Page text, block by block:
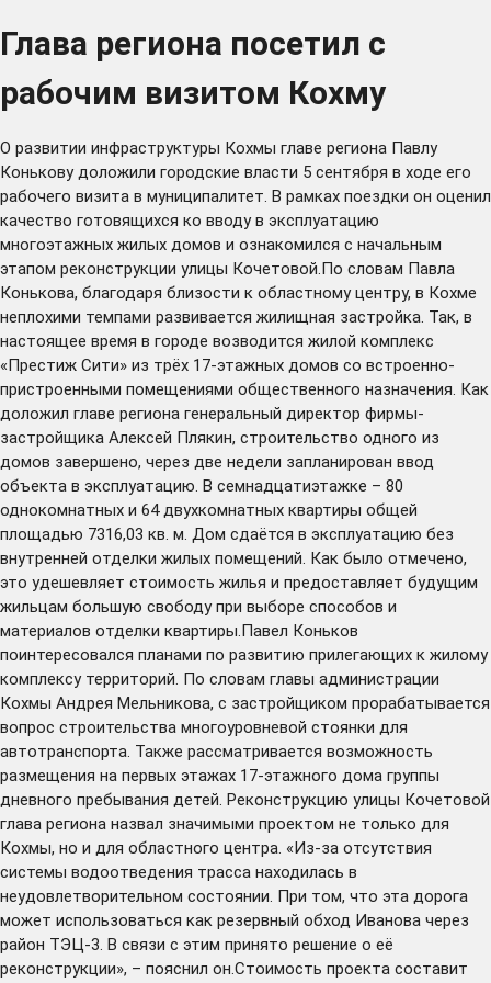
Глава региона посетил с
рабочим визитом Кохму
О развитии инфраструктуры Кохмы главе региона Павлу
Конькову доложили городские власти 5 сентября в ходе его
рабочего визита в муниципалитет. В рамках поездки он оценил
качество готовящихся ко вводу в эксплуатацию
многоэтажных жилых домов и ознакомился с начальным
этапом реконструкции улицы Кочетовой.По словам Павла
Конькова, благодаря близости к областному центру, в Кохме
неплохими темпами развивается жилищная застройка. Так, в
настоящее время в городе возводится жилой комплекс
«Престиж Сити» из трёх 17-этажных домов со встроенно-
пристроенными помещениями общественного назначения. Как
доложил главе региона генеральный директор фирмы-
застройщика Алексей Плякин, строительство одного из
домов завершено, через две недели запланирован ввод
объекта в эксплуатацию. В семнадцатиэтажке – 80
однокомнатных и 64 двухкомнатных квартиры общей
площадью 7316,03 кв. м. Дом сдаётся в эксплуатацию без
внутренней отделки жилых помещений. Как было отмечено,
это удешевляет стоимость жилья и предоставляет будущим
жильцам большую свободу при выборе способов и
материалов отделки квартиры.Павел Коньков
поинтересовался планами по развитию прилегающих к жилому
комплексу территорий. По словам главы администрации
Кохмы Андрея Мельникова, с застройщиком прорабатывается
вопрос строительства многоуровневой стоянки для
автотранспорта. Также рассматривается возможность
размещения на первых этажах 17-этажного дома группы
дневного пребывания детей. Реконструкцию улицы Кочетовой
глава региона назвал значимыми проектом не только для
Кохмы, но и для областного центра. «Из-за отсутствия
системы водоотведения трасса находилась в
неудовлетворительном состоянии. При том, что эта дорога
может использоваться как резервный обход Иванова через
район ТЭЦ-3. В связи с этим принято решение о её
реконструкции», – пояснил он.Стоимость проекта составит